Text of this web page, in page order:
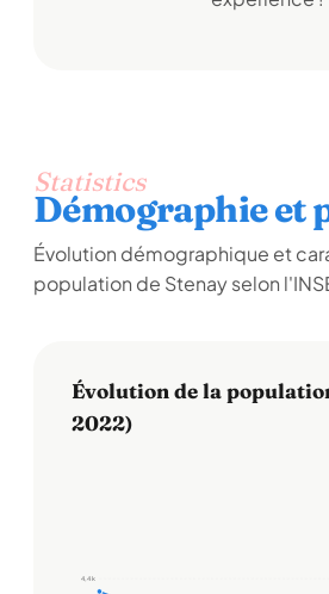
Statistics
Démographie et
Évolution démographique et
population de Stenay selon
Évolution de la
2022)
4,4 k